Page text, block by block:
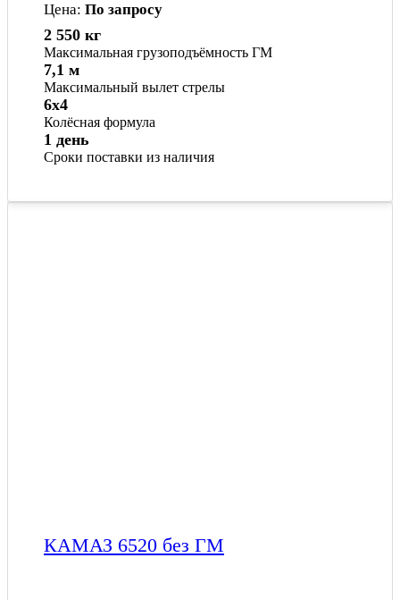
Цена: По запросу
Максимальная грузоподъёмность ГМ
2 550 кг
Максимальный вылет стрелы
7,1 м
Колёсная формула
6x4
Сроки поставки из наличия
1 день
КАМАЗ 6520 без ГМ